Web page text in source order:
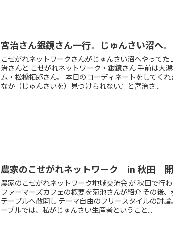
宮治さん銀鏡さん一行。じゅんさい沼へ
こせがれネットワークさんがじゅんさい沼へやって
治さんと こせがれネットワーク・銀鏡さん 手前は大
ム・松橋拓郎さん。 本日のコーディネートをしてく
なか（じゅんさいを）見つけられない』と宮治さ...
農家のこせがれネットワーク in 秋田 開
農家のこせがれネットワーク地域交流会 が 秋田で行
ファーマーズカフェの概要を菊池さんが紹介 その後
テーブルへ散開し テーマ自由のフリースタイルの討
ーブルでは、私がじゅんさい生産者ということ...